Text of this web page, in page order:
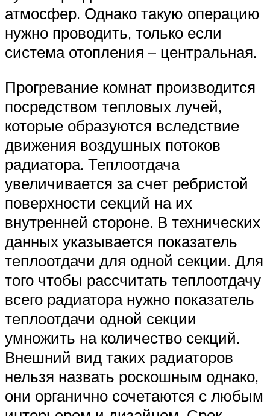
атмосфер. Однако такую операцию
нужно проводить, только если
система отопления – центральная.
Прогревание комнат производится
посредством тепловых лучей,
которые образуются вследствие
движения воздушных потоков
радиатора. Теплоотдача
увеличивается за счет ребристой
поверхности секций на их
внутренней стороне. В технических
данных указывается показатель
теплоотдачи для одной секции. Для
того чтобы рассчитать теплоотдачу
всего радиатора нужно показатель
теплоотдачи одной секции
умножить на количество секций.
Внешний вид таких радиаторов
нельзя назвать роскошным однако,
они органично сочетаются с любым